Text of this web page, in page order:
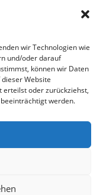
wir Technologien wie
und/oder darauf
können wir Daten
Website
erteilst oder zurückziehst,
werden.
einem Anschlag wäre